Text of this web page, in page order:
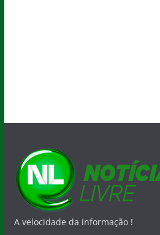
A velocidade da informação !